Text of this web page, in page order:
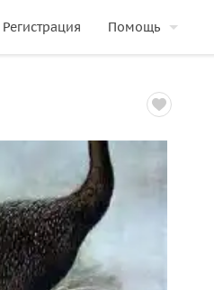
Регистрация Помощь